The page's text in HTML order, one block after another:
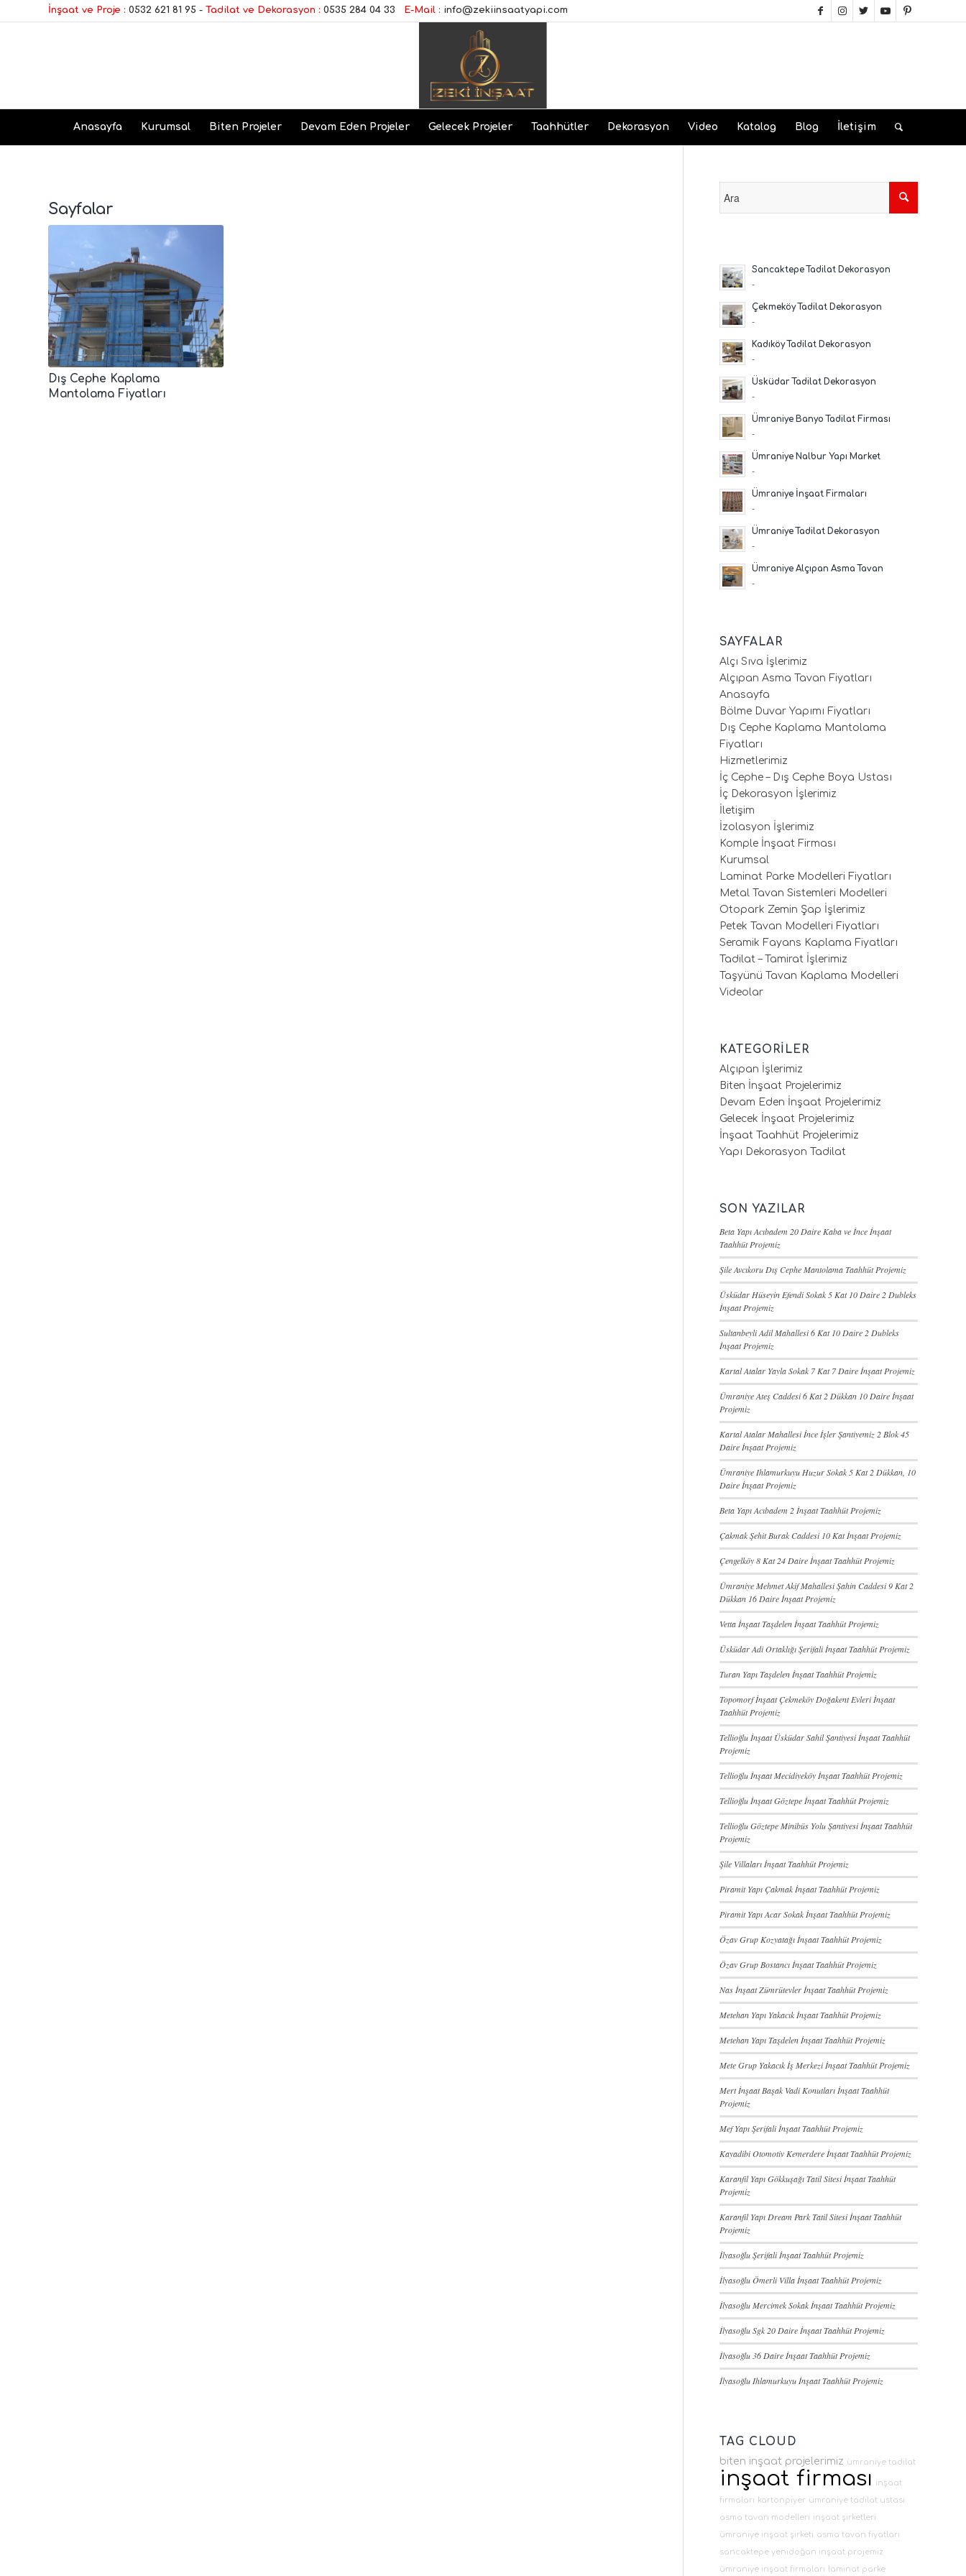
İnşaat ve Proje : 0532 621 81 95 - Tadilat ve Dekorasyon : 0535 284 04 33 E-Mail : info@zekiinsaatyapi.com
Anasayfa Kurumsal Biten Projeler Devam Eden Projeler Gelecek Projeler Taahhütler Dekorasyon Video Katalog Blog İletişim
Sayfalar
Dış Cephe Kaplama
Mantolama Fiyatları
Sancaktepe Tadilat Dekorasyon
-
Çekmeköy Tadilat Dekorasyon
-
Kadıköy Tadilat Dekorasyon
-
Üsküdar Tadilat Dekorasyon
-
Ümraniye Banyo Tadilat Firması
-
Ümraniye Nalbur Yapı Market
-
Ümraniye İnşaat Firmaları
-
Ümraniye Tadilat Dekorasyon
-
Ümraniye Alçıpan Asma Tavan
-
SAYFALAR
Alçı Sıva İşlerimiz
Alçıpan Asma Tavan Fiyatları
Anasayfa
Bölme Duvar Yapımı Fiyatları
Dış Cephe Kaplama Mantolama
Fiyatları
Hizmetlerimiz
İç Cephe – Dış Cephe Boya Ustası
İç Dekorasyon İşlerimiz
İletişim
İzolasyon İşlerimiz
Komple İnşaat Firması
Kurumsal
Laminat Parke Modelleri Fiyatları
Metal Tavan Sistemleri Modelleri
Otopark Zemin Şap İşlerimiz
Petek Tavan Modelleri Fiyatları
Seramik Fayans Kaplama Fiyatları
Tadilat – Tamirat İşlerimiz
Taşyünü Tavan Kaplama Modelleri
Videolar
KATEGORILER
Alçıpan İşlerimiz
Biten İnşaat Projelerimiz
Devam Eden İnşaat Projelerimiz
Gelecek İnşaat Projelerimiz
İnşaat Taahhüt Projelerimiz
Yapı Dekorasyon Tadilat
SON YAZILAR
Beta Yapı Acıbadem 20 Daire Kaba ve İnce İnşaat
Taahhüt Projemiz
Şile Avcıkoru Dış Cephe Mantolama Taahhüt Projemiz
Üsküdar Hüseyin Efendi Sokak 5 Kat 10 Daire 2 Dubleks
İnşaat Projemiz
Sultanbeyli Adil Mahallesi 6 Kat 10 Daire 2 Dubleks
İnşaat Projemiz
Kartal Atalar Yayla Sokak 7 Kat 7 Daire İnşaat Projemiz
Ümraniye Ateş Caddesi 6 Kat 2 Dükkan 10 Daire İnşaat
Projemiz
Kartal Atalar Mahallesi İnce İşler Şantiyemiz 2 Blok 45
Daire İnşaat Projemiz
Ümraniye Ihlamurkuyu Huzur Sokak 5 Kat 2 Dükkan, 10
Daire İnşaat Projemiz
Beta Yapı Acıbadem 2 İnşaat Taahhüt Projemiz
Çakmak Şehit Burak Caddesi 10 Kat İnşaat Projemiz
Çengelköy 8 Kat 24 Daire İnşaat Taahhüt Projemiz
Ümraniye Mehmet Akif Mahallesi Şahin Caddesi 9 Kat 2
Dükkan 16 Daire İnşaat Projemiz
Vetta İnşaat Taşdelen İnşaat Taahhüt Projemiz
Üsküdar Adi Ortaklığı Şerifali İnşaat Taahhüt Projemiz
Turan Yapı Taşdelen İnşaat Taahhüt Projemiz
Topomorf İnşaat Çekmeköy Doğakent Evleri İnşaat
Taahhüt Projemiz
Tellioğlu İnşaat Üsküdar Sahil Şantiyesi İnşaat Taahhüt
Projemiz
Tellioğlu İnşaat Mecidiyeköy İnşaat Taahhüt Projemiz
Tellioğlu İnşaat Göztepe İnşaat Taahhüt Projemiz
Tellioğlu Göztepe Minibüs Yolu Şantiyesi İnşaat Taahhüt
Projemiz
Şile Villaları İnşaat Taahhüt Projemiz
Piramit Yapı Çakmak İnşaat Taahhüt Projemiz
Piramit Yapı Acar Sokak İnşaat Taahhüt Projemiz
Özav Grup Kozyatağı İnşaat Taahhüt Projemiz
Özav Grup Bostancı İnşaat Taahhüt Projemiz
Nas İnşaat Zümrütevler İnşaat Taahhüt Projemiz
Metehan Yapı Yakacık İnşaat Taahhüt Projemiz
Metehan Yapı Taşdelen İnşaat Taahhüt Projemiz
Mete Grup Yakacık İş Merkezi İnşaat Taahhüt Projemiz
Mert İnşaat Başak Vadi Konutları İnşaat Taahhüt
Projemiz
Mef Yapı Şerifali İnşaat Taahhüt Projemiz
Kayadibi Otomotiv Kemerdere İnşaat Taahhüt Projemiz
Karanfil Yapı Gökkuşağı Tatil Sitesi İnşaat Taahhüt
Projemiz
Karanfil Yapı Dream Park Tatil Sitesi İnşaat Taahhüt
Projemiz
İlyasoğlu Şerifali İnşaat Taahhüt Projemiz
İlyasoğlu Ömerli Villa İnşaat Taahhüt Projemiz
İlyasoğlu Mercimek Sokak İnşaat Taahhüt Projemiz
İlyasoğlu Sgk 20 Daire İnşaat Taahhüt Projemiz
İlyasoğlu 36 Daire İnşaat Taahhüt Projemiz
İlyasoğlu Ihlamurkuyu İnşaat Taahhüt Projemiz
TAG CLOUD
biten inşaat projelerimiz ümraniye tadilat
inşaat firması inşaat
firmaları kartonpiyer ümraniye tadilat ustası
asma tavan modelleri inşaat şirketleri
ümraniye inşaat şirketi asma tavan fiyatları
sancaktepe yenidoğan inşaat projemiz
ümraniye inşaat firmaları laminat parke